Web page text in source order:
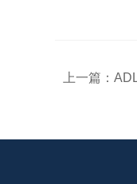
上一篇：